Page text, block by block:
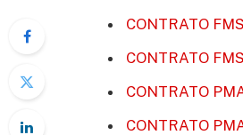
CONTRATO
CONTRATO
CONTRATO
CONTRATO